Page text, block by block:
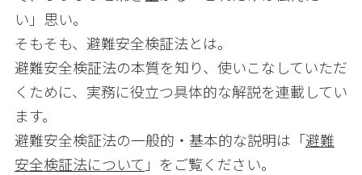
い」思い。
そもそも、避難安全検証法とは。
避難安全検証法の本質を知り、使いこなしていただ
くために、実務に役立つ具体的な解説を連載してい
ます。
避難安全検証法の一般的・基本的な説明は「避難
安全検証法について 」をご覧ください。